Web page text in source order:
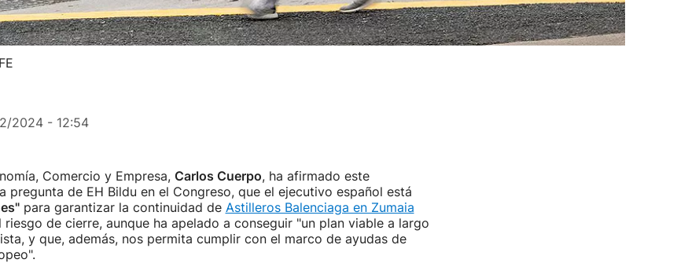
2024 - 12:54
Comercio y Empresa, Carlos Cuerpo, ha afirmado este
pregunta de EH Bildu en el Congreso, que el ejecutivo español está
para garantizar la continuidad de Astilleros Balenciaga en Zumaia
de cierre, aunque ha apelado a conseguir "un plan viable a largo
y que, además, nos permita cumplir con el marco de ayudas de